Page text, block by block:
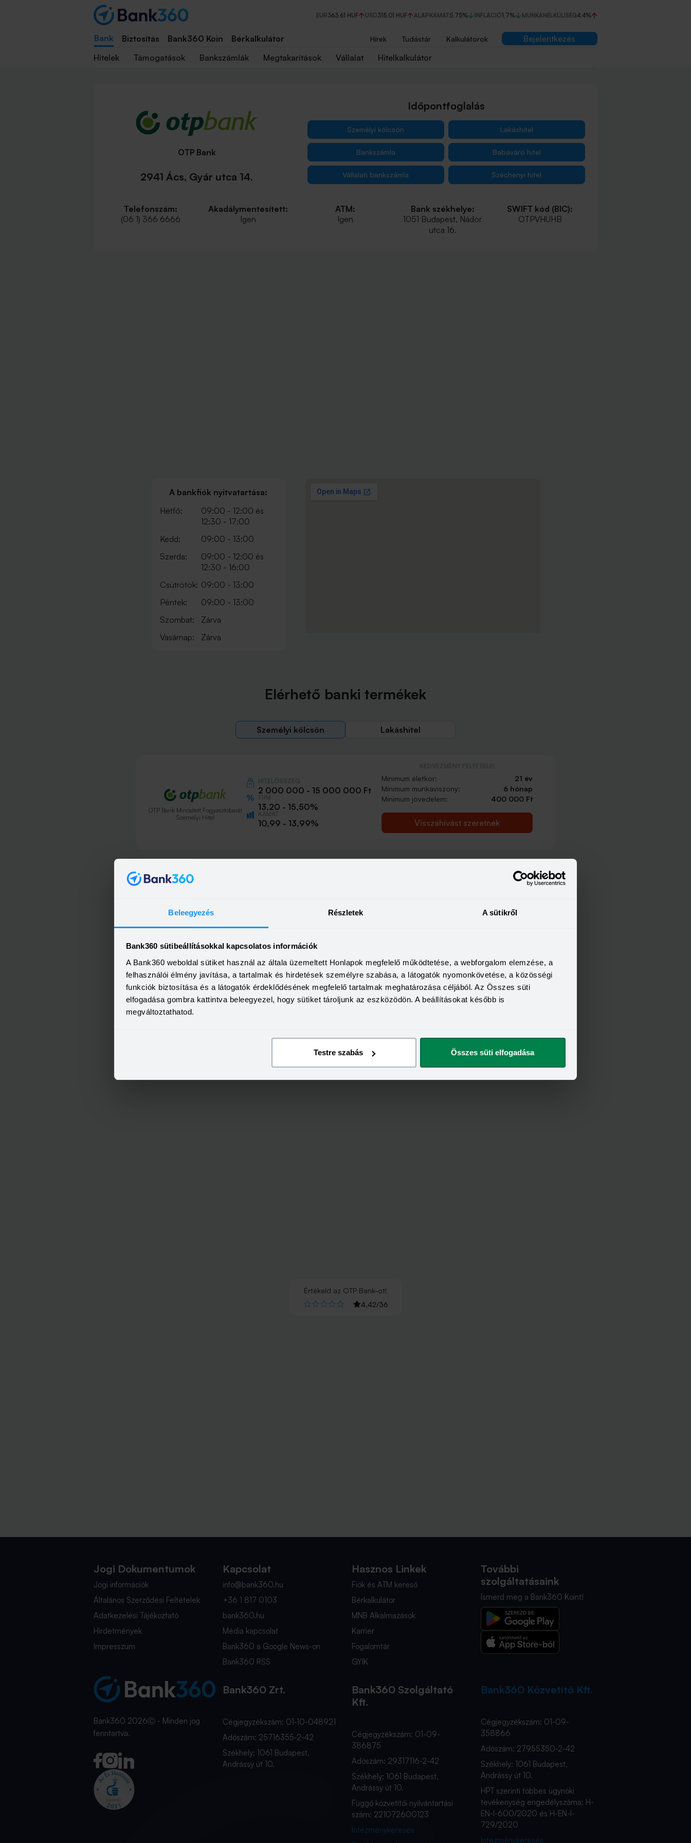
Beleegyezés Részletek A sütikről
Bank360 sütibeállításokkal kapcsolatos információk
A Bank360 weboldal sütiket használ az általa üzemeltett Honlapok megfelelő működtetése, a webforgalom elemzése, a
felhasználói élmény javítása, a tartalmak és hirdetések személyre szabása, a látogatók nyomonkövetése, a közösségi
funkciók biztosítása és a látogatók érdeklődésének megfelelő tartalmak meghatározása céljából. Az Összes süti
elfogadása gombra kattintva beleegyezel, hogy sütiket tároljunk az eszközödön. A beállításokat később is
megváltoztathatod.
Testre szabás Összes süti elfogadása
EUR363,61 HUF USD315,01 HUF ALAPKAMAT5,75% INFLÁCIÓ1,7% MUNKANÉLKÜLISÉG4,4%
Bank Biztosítás Bank360 Koin Bérkalkulátor Hírek Tudástár Kalkulátorok
Bejelentkezés
Hitelek
Támogatások Bankszámlák Megtakarítások Vállalat Hitelkalkulátor
OTP Bank
2941 Ács, Gyár utca 14.
Időpontfoglalás
Személyi kölcsön Lakáshitel
Bankszámla Babaváró hitel
Vállalati bankszámla Széchenyi hitel
Telefonszám:
(06 1) 366 6666
Akadálymentesített:
Igen
ATM:
Igen
Bank székhelye:
1051 Budapest, Nádor
utca 16.
SWIFT kód (BIC):
OTPVHUHB
A bankfiók nyitvatartása:
Hétfő:
09:00 - 12:00 és
12:30 - 17:00
Kedd:
09:00 - 13:00
Szerda:
09:00 - 12:00 és
12:30 - 16:00
Csütrötök: 09:00 - 13:00
Péntek:
09:00 - 13:00
Szombat:
Zárva
Vasárnap:
Zárva
Elérhető banki termékek
Személyi kölcsön Lakáshitel
OTP Bank Minősített Fogyasztóbarát
Személyi Hitel
2 000 000 - 15 000 000 Ft
13,20 - 15,50%
KAMAT
10,99 - 13,99%
Minimum életkor:
21 év
Minimum munkaviszony:
6 hónap
Minimum jövedelem:
400 000 Ft
Visszahívást szeretnék
OTP Bank Személyi kölcsön
10,99 - 18,49%
21 év
HITELÖSSZEG
2 000 000 - 15 000 000 Ft
THM
KEDVEZMÉNY FELTÉTELEI
Minimum életkor:
21 év
Minimum munkaviszony:
Értékeld az OTP Bank-ot!
4,42/36
Jogi Dokumentumok
Jogi információk
Általános Szerződési Feltételek
Adatkezelési Tájékoztató
Hirdetmények
Impresszum
Kapcsolat
info@bank360.hu
+36 1 817 0103
bank360.hu
Média kapcsolat
Bank360 a Google News-on
Bank360 RSS
Hasznos Linkek
Fiók és ATM kereső
Bérkalkulátor
MNB Alkalmazások
Karrier
Fogalomtár
GYIK
További
szolgáltatásaink
Ismerd meg a Bank360 Koint!
Bank360 2026Ⓒ - Minden jog
fenntartva.
Bank360 Zrt.
Cégjegyzékszám: 01-10-048921
Adószám: 25716355-2-42
Székhely: 1061 Budapest,
Andrássy út 10.
Bank360 Szolgáltató
Kft.
Cégjegyzékszám: 01-09-
386875
Adószám: 29317116-2-42
Székhely: 1061 Budapest,
Andrássy út 10.
Függő közvetítői nyilvántartási
szám: 221072600123
Intézménykeresés
Bank360 Közvetítő Kft.
Cégjegyzékszám: 01-09-
358866
Adószám: 27955350-2-42
Székhely: 1061 Budapest,
Andrássy út 10.
HPT szerinti többes ügynöki
tevékenység engedélyszáma: H-
EN-I-600/2020 és H-EN-I-
729/2020
Intézménykeresés